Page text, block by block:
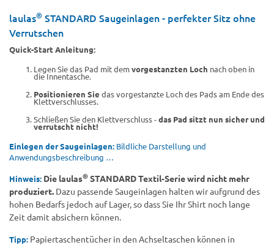
laulas® STANDARD Saugeinlagen - perfekter Sitz ohne
Verrutschen
Quick-Start Anleitung:
Legen Sie das Pad mit demvorgestanzten Loch nach oben in
die Innentasche.
Positionieren Sie das vorgestanzte Loch des Pads am Ende des
Klettverschlusses.
Schließen Sie den Klettverschluss -das Pad sitzt nun sicher und
verrutscht nicht!
Einlegen der Saugeinlagen: Bildliche Darstellung und
Anwendungsbeschreibung …
Hinweis: Die laulas®STANDARD Textil-Serie wird nicht mehr
produziert. Dazu passende Saugeinlagen halten wir aufgrund des
hohen Bedarfs jedoch auf Lager, so dass Sie Ihr Shirt noch lange
Zeit damit absichern können.
Tipp: Papiertaschentücher in den Achseltaschen können in